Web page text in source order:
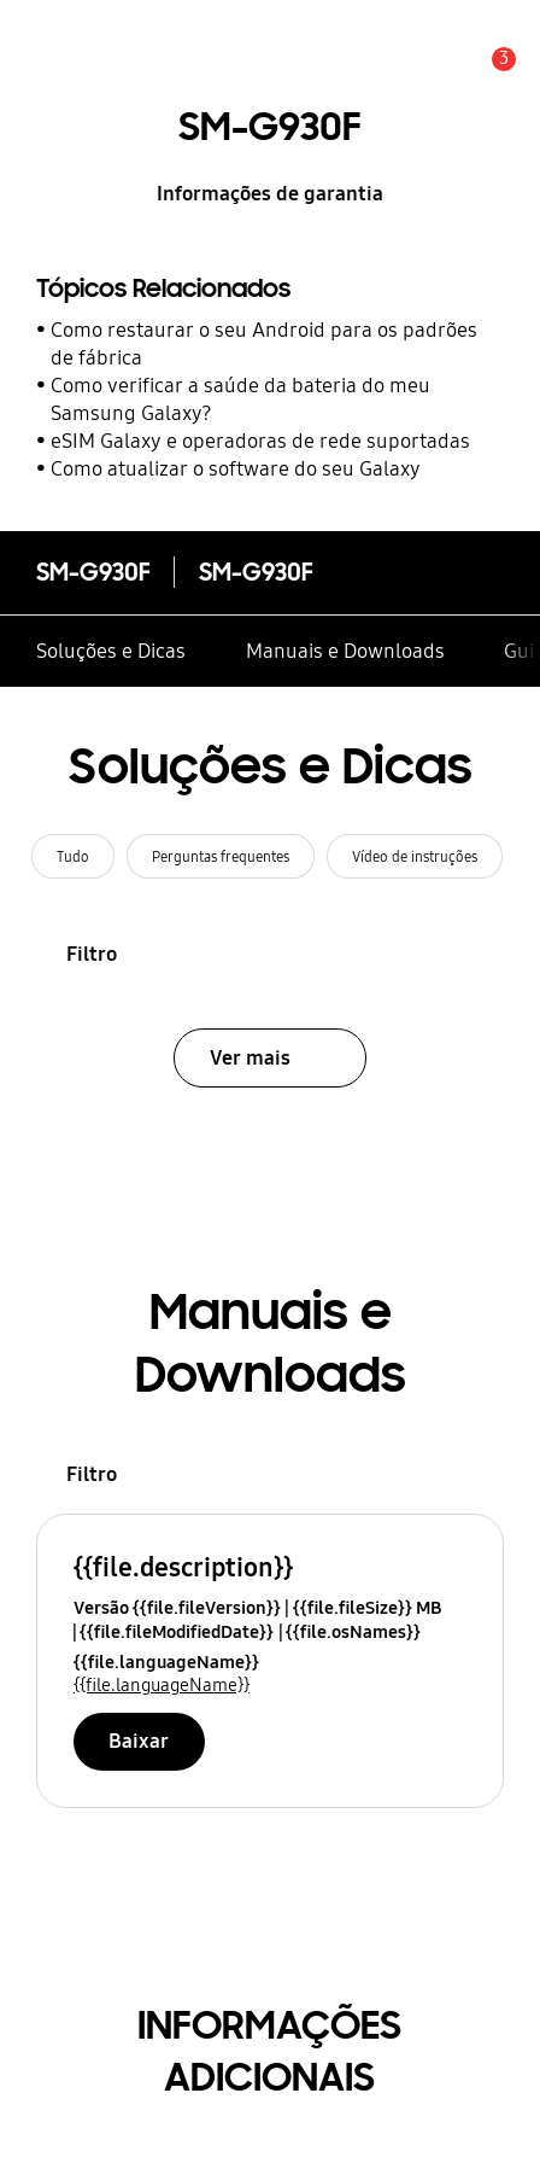
3
SM-G930F
Informações de garantia
Tópicos Relacionados
Como restaurar o seu Android para os padrões
de fábrica
Como verificar a saúde da bateria do meu
Samsung Galaxy?
eSIM Galaxy e operadoras de rede suportadas
Como atualizar o software do seu Galaxy
SM-G930F SM-G930F
Soluções e Dicas Manuais e Downloads
Soluções e Dicas
Tudo Perguntas frequentes Vídeo de instruções
Filtro
Ver mais
Manuais e
Downloads
Filtro
{{file.description}}
Versão {{file.fileVersion}} {{file.fileSize}} MB
{{file.fileModifiedDate}} {{file.osNames}}
{{file.languageName}}
{{file.languageName}}
Baixar
INFORMAÇÕES
ADICIONAIS